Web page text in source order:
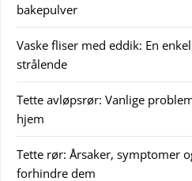
bakepulver
Vaske fliser med eddik: En
strålende
Tette avløpsrør: Vanlige
hjem
Tette rør: Årsaker, symptomer
forhindre dem